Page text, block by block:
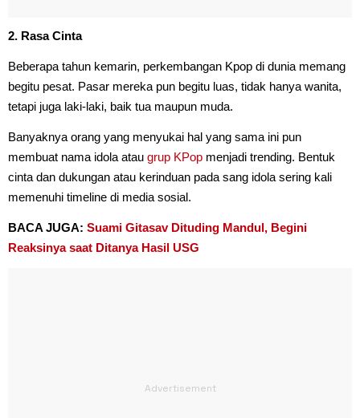
2. Rasa Cinta
Beberapa tahun kemarin, perkembangan Kpop di dunia memang
begitu pesat. Pasar mereka pun begitu luas, tidak hanya wanita,
tetapi juga laki-laki, baik tua maupun muda.
Banyaknya orang yang menyukai hal yang sama ini pun
membuat nama idola atau grup KPop menjadi trending. Bentuk
cinta dan dukungan atau kerinduan pada sang idola sering kali
memenuhi timeline di media sosial.
BACA JUGA: Suami Gitasav Dituding Mandul, Begini
Reaksinya saat Ditanya Hasil USG